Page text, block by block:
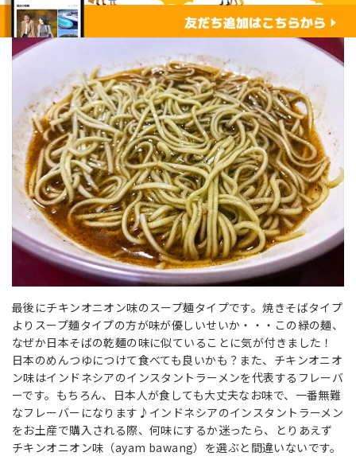
最後にチキンオニオン味のスープ麺タイプです。焼きそばタイプ
よりスープ麺タイプの方が味が優しいせいか・・・この緑の麺、
なぜか日本そばの乾麺の味に似ていることに気が付きました！
日本のめんつゆにつけて食べても良いかも？また、チキンオニオ
ン味はインドネシアのインスタントラーメンを代表するフレーバ
ーです。もちろん、日本人が食しても大丈夫なお味で、一番無難
なフレーバーになります♪インドネシアのインスタントラーメン
をお土産で購入される際、何味にするか迷ったら、とりあえず
チキンオニオン味（ayam bawang）を選ぶと間違いないです。